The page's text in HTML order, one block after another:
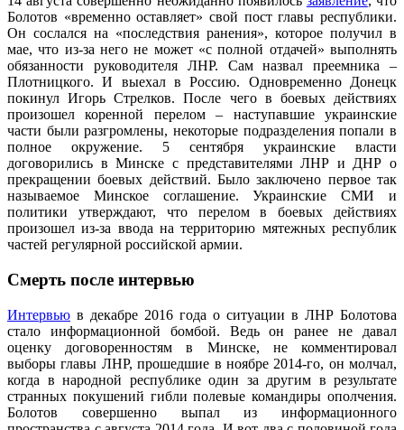
Болотов «временно оставляет» свой пост главы республики.
Он сослался на «последствия ранения», которое получил в
мае, что из-за него не может «с полной отдачей» выполнять
обязанности руководителя ЛНР. Сам назвал преемника –
Плотницкого. И выехал в Россию. Одновременно Донецк
покинул Игорь Стрелков. После чего в боевых действиях
произошел коренной перелом – наступавшие украинские
части были разгромлены, некоторые подразделения попали в
полное окружение. 5 сентября украинские власти
договорились в Минске с представителями ЛНР и ДНР о
прекращении боевых действий. Было заключено первое так
называемое Минское соглашение. Украинские СМИ и
политики утверждают, что перелом в боевых действиях
произошел из-за ввода на территорию мятежных республик
частей регулярной российской армии.
Смерть после интервью
Интервью в декабре 2016 года о ситуации в ЛНР Болотова
стало информационной бомбой. Ведь он ранее не давал
оценку договоренностям в Минске, не комментировал
выборы главы ЛНР, прошедшие в ноябре 2014-го, он молчал,
когда в народной республике один за другим в результате
странных покушений гибли полевые командиры ополчения.
Болотов совершенно выпал из информационного